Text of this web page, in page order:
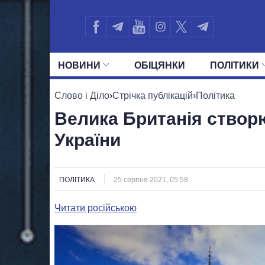
НОВИНИ ОБIЦЯНКИ ПОЛIТИКИ
УСІ ПОЛІТИКИ ПРЕЗИДЕНТ І ОФІС
Слово і Діло›Стрічка публікацій›Політика
Велика Британія
України
ПОЛІТИКА 25 серпня 2021, 05:58
Читати російською